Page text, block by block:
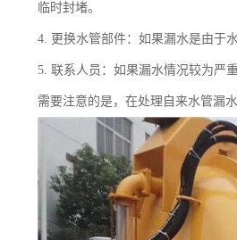
临时封堵。
4. 更换水管部件：如果漏水是由于
5. 联系人员：如果漏水情况较为严
需要注意的是，在处理自来水管漏